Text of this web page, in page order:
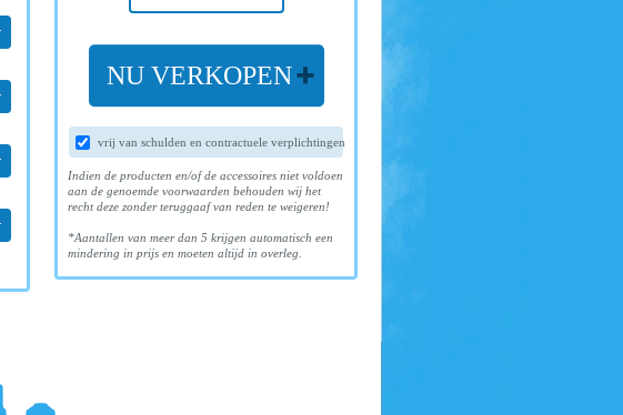
NU VERKOPEN
vrij van schulden en contractuele verplichtingen
Indien de producten en/of de accessoires niet voldoen
aan de genoemde voorwaarden behouden wij het
recht deze zonder teruggaaf van reden te weigeren!
*Aantallen van meer dan 5 krijgen automatisch een
mindering in prijs en moeten altijd in overleg.